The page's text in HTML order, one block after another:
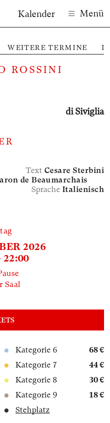
Kalender Menü
WEITERE TERMINE
ROSSINI
di Siviglia
Text Cesare Sterbini
de Beaumarchais
Sprache Italienisch
2026
22:00
Saal
Kategorie 6
68 €
Kategorie 7
44 €
Kategorie 8
30 €
Kategorie 9
18 €
Stehplatz